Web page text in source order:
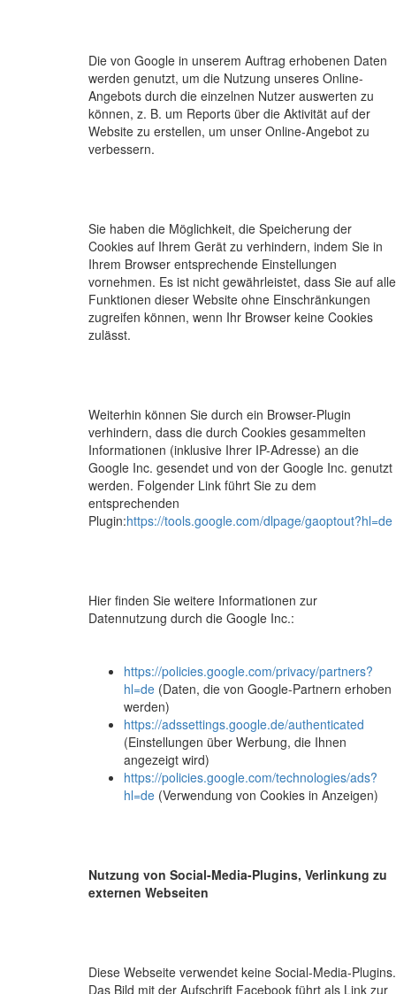
Die von Google in unserem Auftrag erhobenen Daten
werden genutzt, um die Nutzung unseres Online-
Angebots durch die einzelnen Nutzer auswerten zu
können, z. B. um Reports über die Aktivität auf der
Website zu erstellen, um unser Online-Angebot zu
verbessern.
Sie haben die Möglichkeit, die Speicherung der
Cookies auf Ihrem Gerät zu verhindern, indem Sie in
Ihrem Browser entsprechende Einstellungen
vornehmen. Es ist nicht gewährleistet, dass Sie auf alle
Funktionen dieser Website ohne Einschränkungen
zugreifen können, wenn Ihr Browser keine Cookies
zulässt.
Weiterhin können Sie durch ein Browser-Plugin
verhindern, dass die durch Cookies gesammelten
Informationen (inklusive Ihrer IP-Adresse) an die
Google Inc. gesendet und von der Google Inc. genutzt
werden. Folgender Link führt Sie zu dem
entsprechenden
Plugin:https://tools.google.com/dlpage/gaoptout?hl=de
Hier finden Sie weitere Informationen zur
Datennutzung durch die Google Inc.:
https://policies.google.com/privacy/partners?
hl=de (Daten, die von Google-Partnern erhoben
werden)
https://adssettings.google.de/authenticated
(Einstellungen über Werbung, die Ihnen
angezeigt wird)
https://policies.google.com/technologies/ads?
hl=de (Verwendung von Cookies in Anzeigen)
Nutzung von Social-Media-Plugins, Verlinkung zu
externen Webseiten
Diese Webseite verwendet keine Social-Media-Plugins.
Das Bild mit der Aufschrift Facebook führt als Link zur